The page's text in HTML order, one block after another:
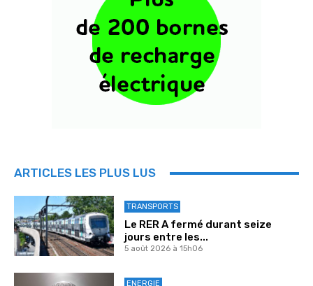
ARTICLES LES PLUS LUS
TRANSPORTS
Le RER A fermé durant seize
jours entre les...
5 août 2026 à 15h06
ENERGIE